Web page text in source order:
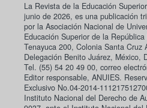
La Revista de la Educación
junio de 2026, es una publicación
por la Asociación Nacional de
Educación Superior de la
Tenayuca 200, Colonia Santa Cruz
Delegación Benito Juárez, México,
Tel. (55) 54 20 49 00, correo
Editor responsable, ANUIES.
Exclusivo No.04-2014-
Instituto Nacional del Derecho de